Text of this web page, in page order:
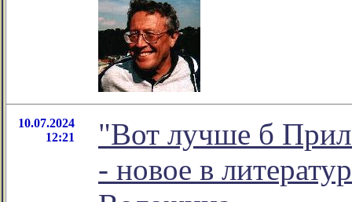
10.07.2024
12:21
"Вот лучше б
- новое в